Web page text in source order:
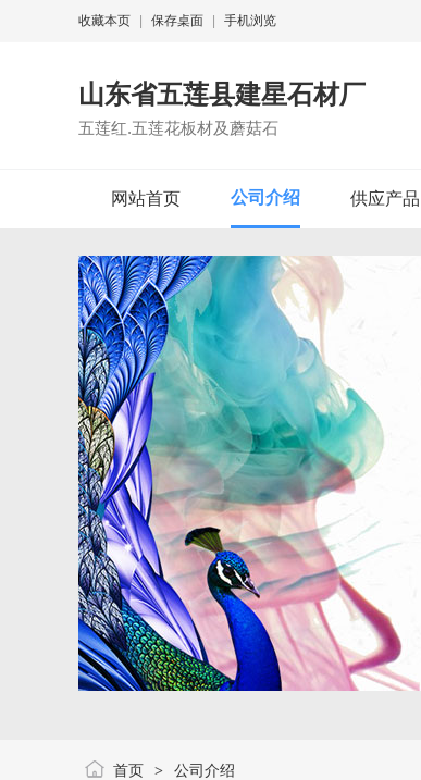
收藏本页 保存桌面 手机浏览
山东省五莲县建星石材厂
五莲红.五莲花板材及蘑菇石
网站首页 公司介绍 供应产品
首页 > 公司介绍